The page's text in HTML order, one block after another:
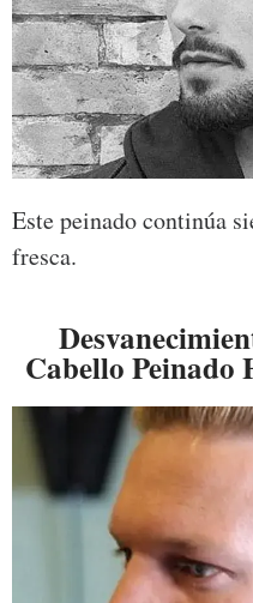
Este peinado continúa
fresca.
Cabello